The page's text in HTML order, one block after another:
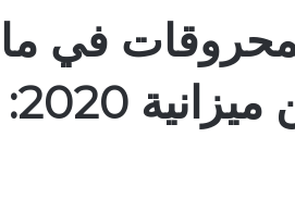
في ما
تبقى من سنة 2019 أو ضمن ميزانية 2020: